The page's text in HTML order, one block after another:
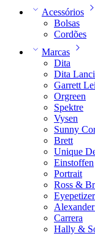
Acessórios
Bolsas
Cordões
Marcas
Dita
Dita
Garrett
Orgreen
Spektre
Vysen
Sunny
Brett
Unique
Einstoffen
Portrait
Ross &
Eyepetizer
Carrera
Hally &